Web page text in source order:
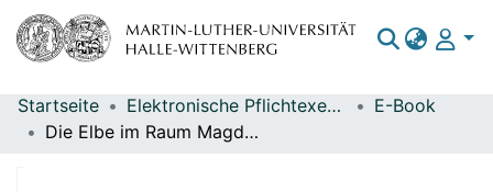
Bereiche & Sammlungen
Startseite Elektronische Pflichtexemplare
E-Book
Die Elbe im Raum Magdeburg : Darstellung der wasserwirtschaftlichen Verhältnisse / [Hrsg.: Landesbetrieb für Hochwasserschutz und Wasserwirtschaft Sachsen-Anhalt. Autor: Manfred Simon]